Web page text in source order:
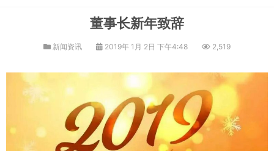
董事长新年致辞
新闻资讯 2019年 1月 2日 下午4:48 2,519